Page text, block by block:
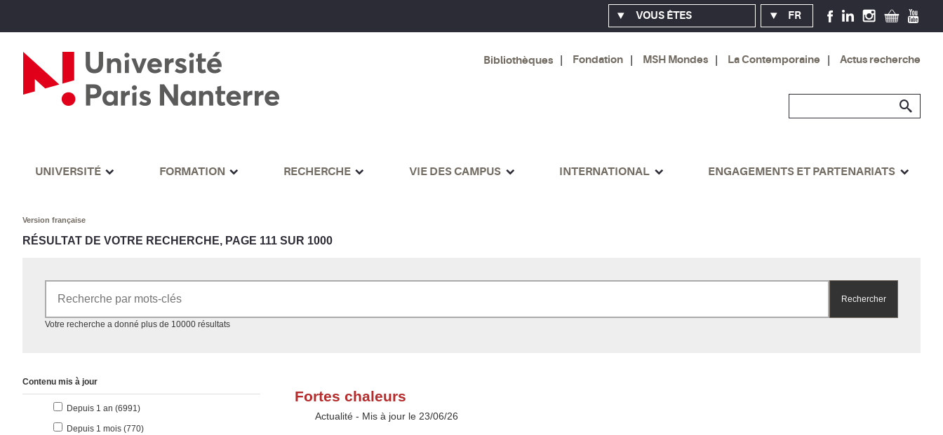
VOUS ÊTES FR
Bibliothèques Fondation MSH Mondes La Contemporaine Actus recherche
UNIVERSITÉ FORMATION RECHERCHE VIE DES CAMPUS INTERNATIONAL ENGAGEMENTS ET PARTENARIATS
Version française
RÉSULTAT DE VOTRE RECHERCHE, PAGE 111 SUR 1000
Rechercher
Votre recherche a donné plus de 10000 résultatsAccéder aux résultats
Contenu mis à jour
Depuis 1 an (6991résultats
)
Depuis 1 mois (770résultats
)
Fortes chaleurs
Type :
Actualité - Mis à jour le 23/06/26